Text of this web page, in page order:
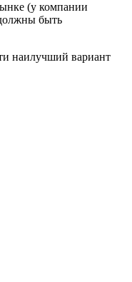
(у компании
быть
наилучший вариант